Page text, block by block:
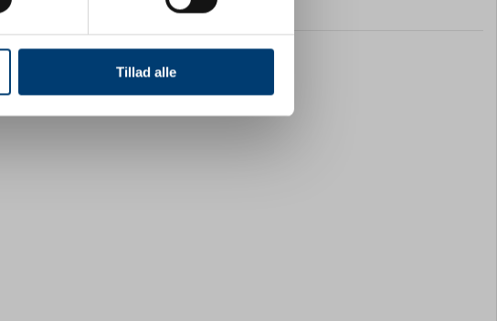
til sociale medier og til at analysere
partnere inden for sociale medier,
med andre oplysninger, du har givet
Tillad alle